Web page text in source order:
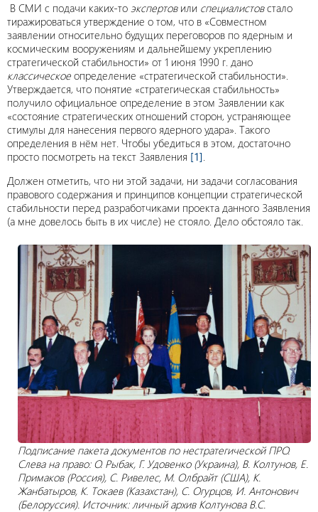
В СМИ с подачи каких-то экспертовили специалистовстало
тиражироваться утверждение о том, что в «Совместном
заявлении относительно будущих переговоров по ядерным и
космическим вооружениям и дальнейшему укреплению
стратегической стабильности» от 1 июня 1990 г. дано
классическое определение «стратегической стабильности».
Утверждается, что понятие «стратегическая стабильность»
получило официальное определение в этом Заявлении как
«состояние стратегических отношений сторон, устраняющее
стимулы для нанесения первого ядерного удара». Такого
определения в нём нет. Чтобы убедиться в этом, достаточно
просто посмотреть на текст Заявления [1].
Должен отметить, что ни этой задачи, ни задачи согласования
правового содержания и принципов концепции стратегической
стабильности перед разработчиками проекта данного Заявления
(а мне довелось быть в их числе) не стояло. Дело обстояло так.
Подписание пакета документов по нестратегической ПРО.
Слева на право: О. Рыбак, Г. Удовенко (Украина), В. Колтунов, Е.
Примаков (Россия), С. Ривелес, М. Олбрайт (США), К.
Жанбатыров, К. Токаев (Казахстан), С. Огурцов, И. Антонович
(Белоруссия). Источник: личный архив Колтунова В.С.